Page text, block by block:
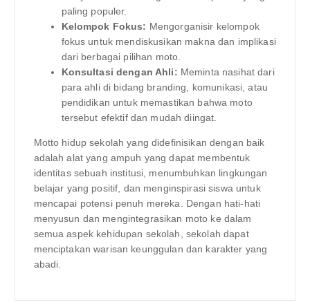
paling populer.
Kelompok Fokus: Mengorganisir kelompok
fokus untuk mendiskusikan makna dan implikasi
dari berbagai pilihan moto.
Konsultasi dengan Ahli: Meminta nasihat dari
para ahli di bidang branding, komunikasi, atau
pendidikan untuk memastikan bahwa moto
tersebut efektif dan mudah diingat.
Motto hidup sekolah yang didefinisikan dengan baik
adalah alat yang ampuh yang dapat membentuk
identitas sebuah institusi, menumbuhkan lingkungan
belajar yang positif, dan menginspirasi siswa untuk
mencapai potensi penuh mereka. Dengan hati-hati
menyusun dan mengintegrasikan moto ke dalam
semua aspek kehidupan sekolah, sekolah dapat
menciptakan warisan keunggulan dan karakter yang
abadi.